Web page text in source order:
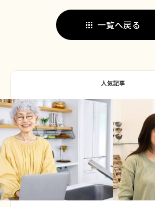
一覧へ戻る
人気記事